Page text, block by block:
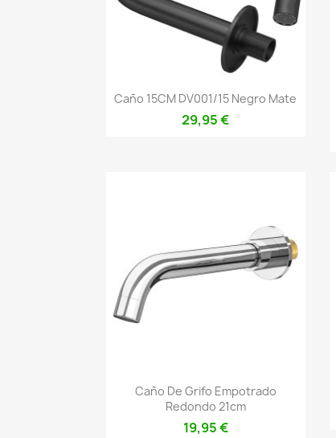
Vista rápida
Caño 15CM DV001/15 Negro Mate
29,95 €
Vista rápida
Caño De Grifo Empotrado
Redondo 21cm
19,95 €